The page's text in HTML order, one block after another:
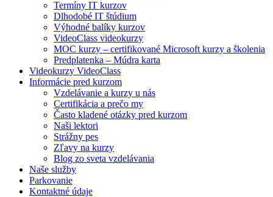
Termíny IT kurzov
Dlhodobé IT štúdium
Výhodné balíky kurzov
VideoClass videokurzy
MOC kurzy – certifikované Microsoft kurzy a školenia
Predplatenka – Múdra karta
Videokurzy VideoClass
Informácie pred kurzom
Vzdelávanie a kurzy u nás
Certifikácia a prečo my
Často kladené otázky pred kurzom
Naši lektori
Strážny pes
Zľavy na kurzy
Blog zo sveta vzdelávania
Naše služby
Parkovanie
Kontaktné údaje